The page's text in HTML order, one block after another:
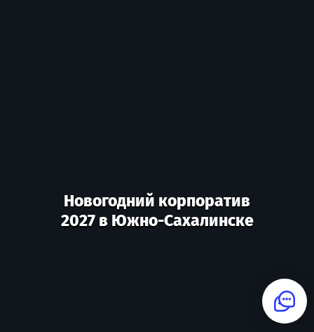
Новогодний корпоратив
2027 в Южно-Сахалинске